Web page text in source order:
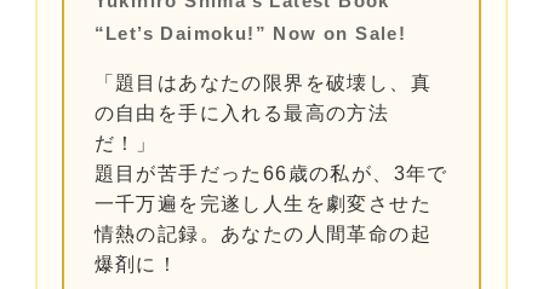
“Let’s Daimoku!” Now on Sale!
「題目はあなたの限界を破壊し、真
の自由を手に入れる最高の方法
だ！」
題目が苦手だった66歳の私が、3年で
一千万遍を完遂し人生を劇変させた
情熱の記録。あなたの人間革命の起
爆剤に！